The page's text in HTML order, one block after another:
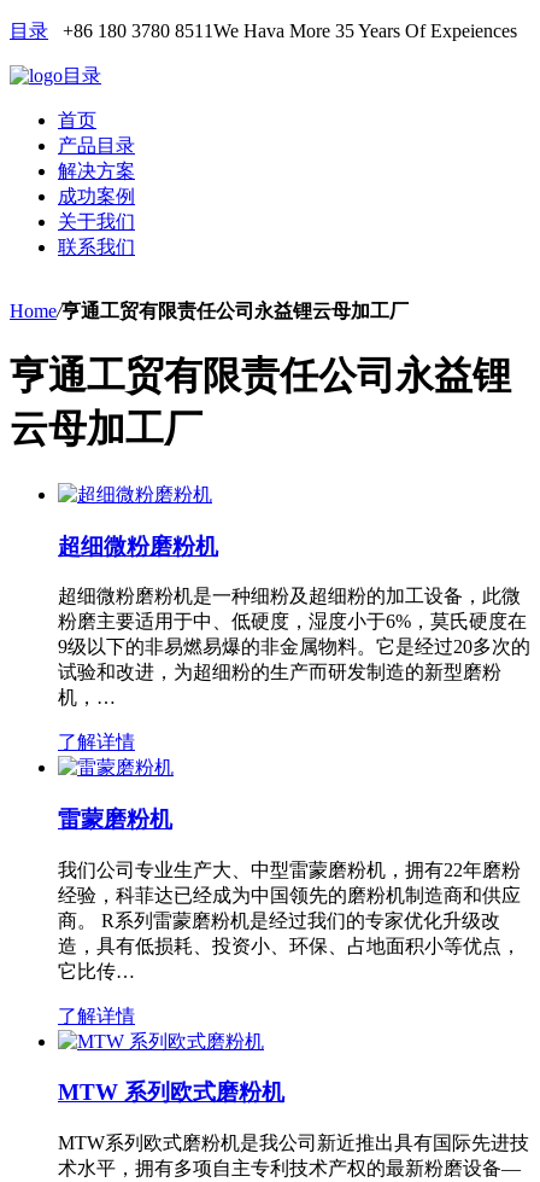
目录 +86 180 3780 8511We Hava More 35 Years Of Expeiences
目录
首页
产品目录
解决方案
成功案例
关于我们
联系我们
Home/亨通工贸有限责任公司永益锂云母加工厂
亨通工贸有限责任公司永益锂
云母加工厂
超细微粉磨粉机
超细微粉磨粉机是一种细粉及超细粉的加工设备，此微
粉磨主要适用于中、低硬度，湿度小于6%，莫氏硬度在
9级以下的非易燃易爆的非金属物料。它是经过20多次的
试验和改进，为超细粉的生产而研发制造的新型磨粉
机，…
了解详情
雷蒙磨粉机
我们公司专业生产大、中型雷蒙磨粉机，拥有22年磨粉
经验，科菲达已经成为中国领先的磨粉机制造商和供应
商。 R系列雷蒙磨粉机是经过我们的专家优化升级改
造，具有低损耗、投资小、环保、占地面积小等优点，
它比传…
了解详情
MTW 系列欧式磨粉机
MTW系列欧式磨粉机是我公司新近推出具有国际先进技
术水平，拥有多项自主专利技术产权的最新粉磨设备—